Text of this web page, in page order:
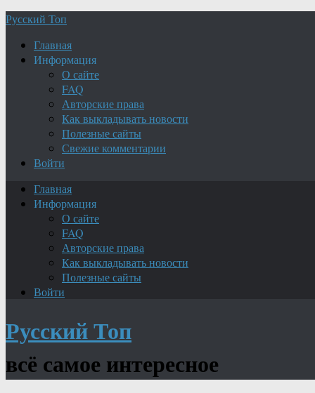
Русский Топ
Главная
Информация
О сайте
FAQ
Авторские права
Как выкладывать новости
Полезные сайты
Свежие комментарии
Войти
Главная
Информация
О сайте
FAQ
Авторские права
Как выкладывать новости
Полезные сайты
Войти
Русский Топ
всё самое интересное